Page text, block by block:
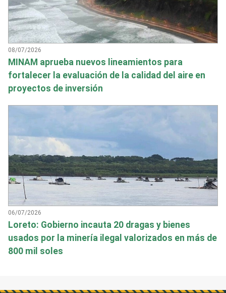
08/07/2026
MINAM aprueba nuevos lineamientos para
fortalecer la evaluación de la calidad del aire en
proyectos de inversión
06/07/2026
Loreto: Gobierno incauta 20 dragas y bienes
usados por la minería ilegal valorizados en más de
800 mil soles